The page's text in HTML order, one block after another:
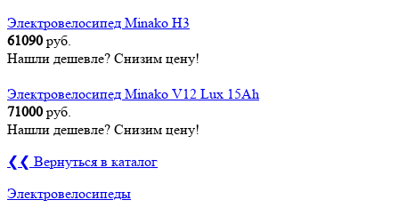
Электровелосипед Minako H3
61090 руб.
Нашли дешевле? Снизим цену!
Электровелосипед Minako V12 Lux 15Ah
71000 руб.
Нашли дешевле? Снизим цену!
❮❮ Вернуться в каталог
Электровелосипеды